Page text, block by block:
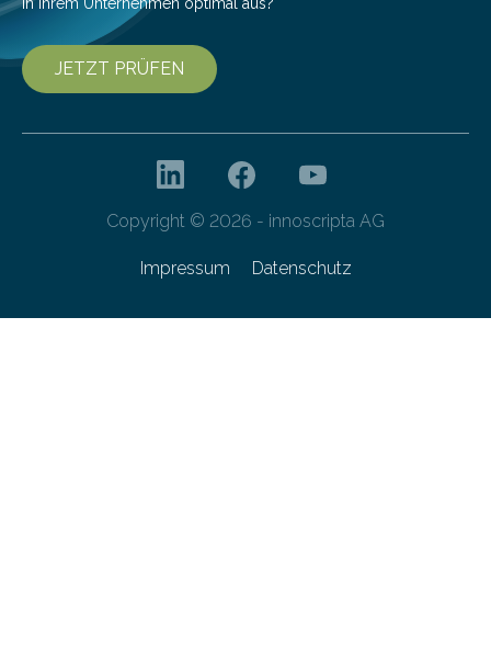
in Ihrem Unternehmen optimal aus?
JETZT PRÜFEN
Copyright © 2026 - innoscripta AG
Impressum Datenschutz